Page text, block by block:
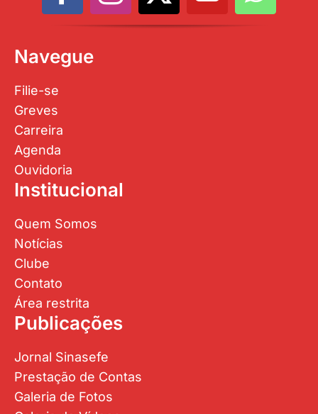
Navegue
Filie-se
Greves
Carreira
Agenda
Ouvidoria
Institucional
Quem Somos
Notícias
Clube
Contato
Área restrita
Publicações
Jornal Sinasefe
Prestação de Contas
Galeria de Fotos